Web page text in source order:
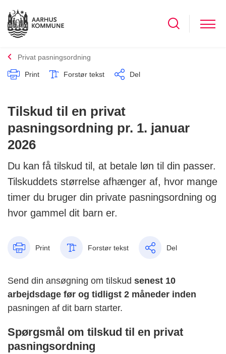
Privat pasningsordning
Print Forstør tekst Del
Tilskud til en privat
pasningsordning pr. 1. januar
2026
Du kan få tilskud til, at betale løn til din passer.
Tilskuddets størrelse afhænger af, hvor mange
timer du bruger din private pasningsordning og
hvor gammel dit barn er.
Print Forstør tekst Del
Send din ansøgning om tilskud senest 10
arbejdsdage før og tidligst 2 måneder inden
pasningen af dit barn starter.
Spørgsmål om tilskud til en privat
pasningsordning